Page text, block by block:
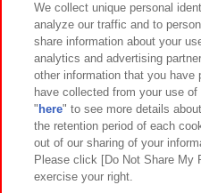
イベント・キャンペーン
関連会社 サステナビ
プライバシーポリシー ウェ
お取引先さまとともに
We collect unique personal
analyze our traffic and to
share information about your
analytics and advertising
other information that you
have collected from your use
" here" to see more details
the retention period of each
out of our sharing of your
Please click [Do Not Share My
exercise your right.